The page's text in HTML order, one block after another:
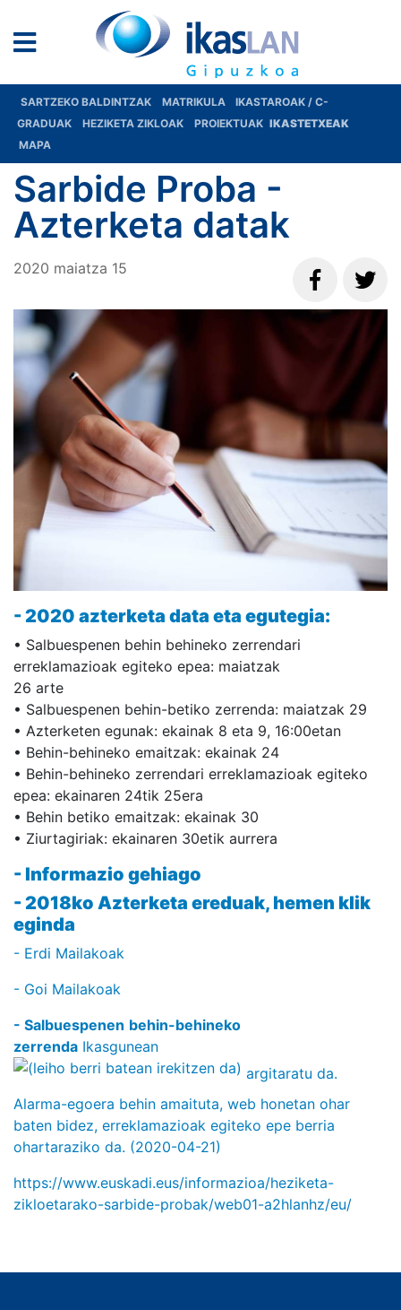
SARTZEKO BALDINTZAK MATRIKULA
IKASTAROAK / C-
GRADUAK
HEZIKETA ZIKLOAK PROIEKTUAK IKASTETXEAK
MAPA
Sarbide Proba -
Azterketa datak
2020 maiatza 15
- 2020 azterketa data eta egutegia:
• Salbuespenen behin behineko zerrendari
erreklamazioak egiteko epea: maiatzak
26 arte
• Salbuespenen behin-betiko zerrenda: maiatzak 29
• Azterketen egunak: ekainak 8 eta 9, 16:00etan
• Behin-behineko emaitzak: ekainak 24
• Behin-behineko zerrendari erreklamazioak egiteko
epea: ekainaren 24tik 25era
• Behin betiko emaitzak: ekainak 30
• Ziurtagiriak: ekainaren 30etik aurrera
- Informazio gehiago
- 2018ko Azterketa ereduak, hemen klik
eginda
- Erdi Mailakoak
- Goi Mailakoak
- Salbuespenen behin-behineko
zerrenda Ikasgunean
argitaratu da.
Alarma-egoera behin amaituta, web honetan ohar
baten bidez, erreklamazioak egiteko epe berria
ohartaraziko da. (2020-04-21)
https://www.euskadi.eus/informazioa/heziketa-
zikloetarako-sarbide-probak/web01-a2hlanhz/eu/